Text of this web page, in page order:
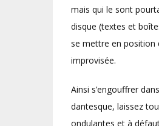
mais qui le sont
disque (textes et
se mettre en position
improvisée.
Ainsi s’engouffrer
dantesque, laissez
ondulantes et à